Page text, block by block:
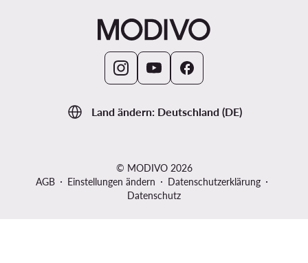
Land ändern: Deutschland (DE)
© MODIVO 2026
AGB
Einstellungen ändern
Datenschutzerklärung
Datenschutz